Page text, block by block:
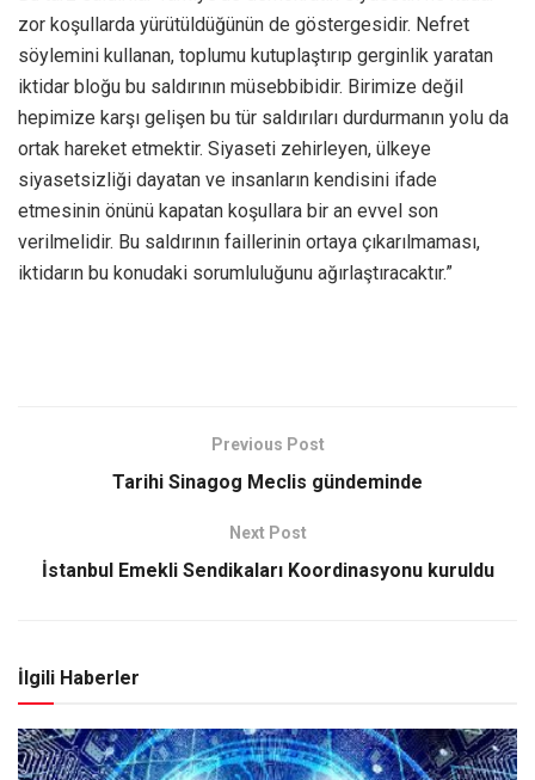
zor koşullarda yürütüldüğünün de göstergesidir. Nefret
söylemini kullanan, toplumu kutuplaştırıp gerginlik yaratan
iktidar bloğu bu saldırının müsebbibidir. Birimize değil
hepimize karşı gelişen bu tür saldırıları durdurmanın yolu da
ortak hareket etmektir. Siyaseti zehirleyen, ülkeye
siyasetsizliği dayatan ve insanların kendisini ifade
etmesinin önünü kapatan koşullara bir an evvel son
verilmelidir. Bu saldırının faillerinin ortaya çıkarılmaması,
iktidarın bu konudaki sorumluluğunu ağırlaştıracaktır.”
Previous Post
Tarihi Sinagog Meclis gündeminde
Next Post
İstanbul Emekli Sendikaları Koordinasyonu kuruldu
İlgili Haberler